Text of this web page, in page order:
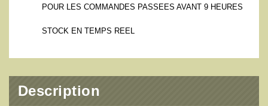
POUR LES COMMANDES PASSEES AVANT 9 HEURES
STOCK EN TEMPS REEL
Description